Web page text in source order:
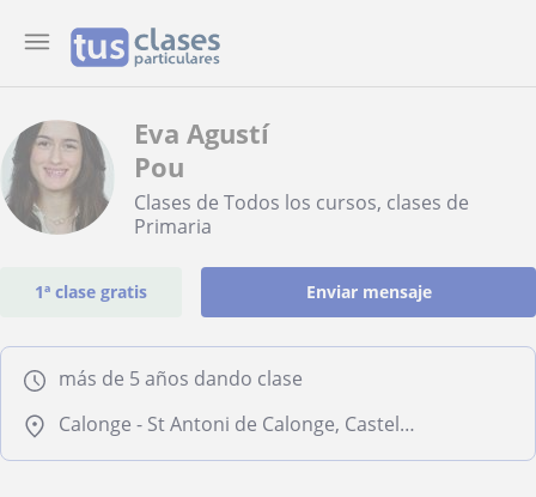
Eva Agustí
Pou
Clases de Todos los cursos, clases de
Primaria
1ª clase gratis Enviar mensaje
más de 5 años dando clase
Calonge - St Antoni de Calonge, Castell-Platja D, Palamós, Vall-Llobrega, Palafrugell - Calella - Llafranc – Tamariu